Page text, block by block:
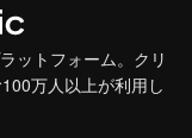
ットフォーム。クリ
万人以上が利用し